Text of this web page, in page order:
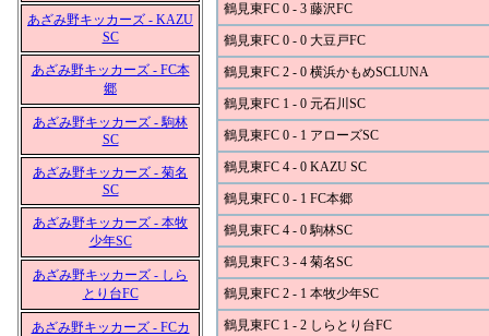
あざみ野キッカーズ - KAZU
SC
あざみ野キッカーズ - FC本
郷
あざみ野キッカーズ - 駒林
SC
あざみ野キッカーズ - 菊名
SC
あざみ野キッカーズ - 本牧
少年SC
あざみ野キッカーズ - しら
とり台FC
あざみ野キッカーズ - FCカ
鶴見東FC 0 - 3 藤沢FC
鶴見東FC 0 - 0 大豆戸FC
鶴見東FC 2 - 0 横浜かもめSCLUNA
鶴見東FC 1 - 0 元石川SC
鶴見東FC 0 - 1 アローズSC
鶴見東FC 4 - 0 KAZU SC
鶴見東FC 0 - 1 FC本郷
鶴見東FC 4 - 0 駒林SC
鶴見東FC 3 - 4 菊名SC
鶴見東FC 2 - 1 本牧少年SC
鶴見東FC 1 - 2 しらとり台FC